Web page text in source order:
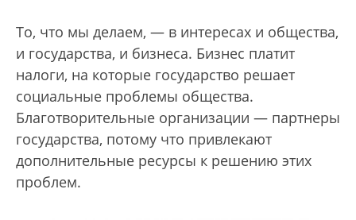
То, что мы делаем, — в интересах и общества,
и государства, и бизнеса. Бизнес платит
налоги, на которые государство решает
социальные проблемы общества.
Благотворительные организации — партнеры
государства, потому что привлекают
дополнительные ресурсы к решению этих
проблем.